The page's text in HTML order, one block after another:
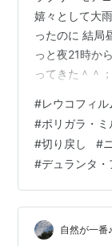
嬉々として大
ったのに 結局
っと夜21時か
ってきた＾＾
な木に絡まり
た。 サルスベ
なんて2本のツ
＞＜ before
横広がりのア
#レウコフィル
#ポリガラ・
#切り戻し #
#デュランタ・
自然が一